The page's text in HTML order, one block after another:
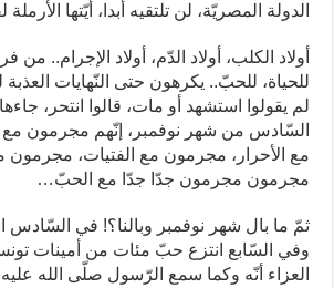
الدولة المصريّة، لن تلتقيه أبدا، أيّتها
أولاد الكلب، أولاد الدّم، أولاد الإجرام..
للحياة، للحبّ.. يكرهون حتى النّهايات
لم يقولوا استشهد أو مات، قالوا انتحر،
السّادس من شهر نوفمبر، إنّهم مجرمون مع
مع الأحرار، مجرمون مع الفتيات، مجرمون
مجرمون مجرمون جدّا جدّا مع الحبّ…
ثمّ ما بال شهر نوفمبر وبالنا؟! في السّادس
وفي السّابع انتزع حبّ مئات من أمينات
العزاء أنّه وكما سمع الرّسول صلّى الله